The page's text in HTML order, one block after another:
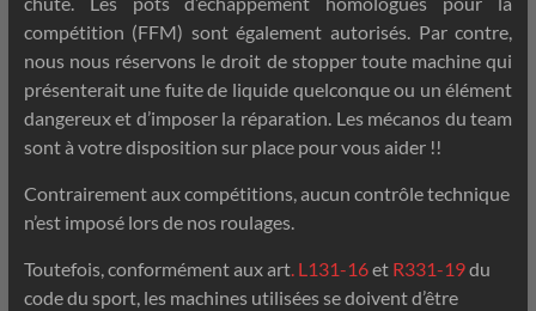
compétition (FFM) sont également autorisés. Par contre,
nous nous réservons le droit de stopper toute machine qui
présenterait une fuite de liquide quelconque ou un élément
dangereux et d’imposer la réparation. Les mécanos du team
sont à votre disposition sur place pour vous aider !!
Contrairement aux compétitions, aucun contrôle technique
n’est imposé lors de nos roulages.
Toutefois, conformément aux art. L131-16et R331-19du
code du sport, les machines utilisées se doivent d’être